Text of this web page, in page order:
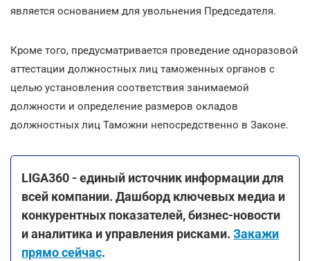
является основанием для увольнения Председателя.
Кроме того, предусматривается проведение одноразовой
аттестации должностных лиц таможенных органов с
целью установления соответствия занимаемой
должности и определение размеров окладов
должностных лиц Таможни непосредственно в Законе.
LIGA360 - единый источник информации для
всей компании. Дашборд ключевых медиа и
конкурентных показателей, бизнес-новости
и аналитика и управления рисками. Закажи
прямо сейчас.